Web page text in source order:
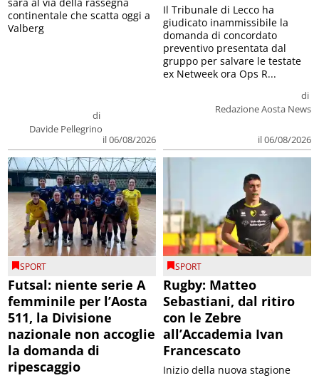
di
Davide Pellegrino
il 06/08/2026
sarà al via della rassegna
continentale che scatta oggi a
Valberg
di
Redazione Aosta News
il 06/08/2026
Il Tribunale di Lecco ha
giudicato inammissibile la
domanda di concordato
preventivo presentata dal
gruppo per salvare le testate
ex Netweek ora Ops R...
SPORT
Futsal: niente serie A
femminile per l’Aosta
511, la Divisione
nazionale non accoglie
la domanda di
ripescaggio
SPORT
Rugby: Matteo
Sebastiani, dal ritiro
con le Zebre
all’Accademia Ivan
Francescato
Inizio della nuova stagione